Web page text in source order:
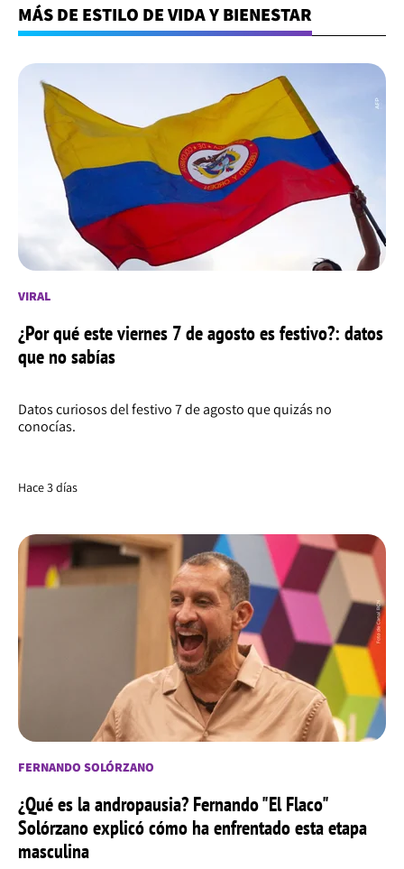
MÁS DE ESTILO DE VIDA Y BIENESTAR
VIRAL
¿Por qué este viernes 7 de agosto es festivo?: datos
que no sabías
Datos curiosos del festivo 7 de agosto que quizás no
conocías.
Hace 3 días
FERNANDO SOLÓRZANO
¿Qué es la andropausia? Fernando "El Flaco"
Solórzano explicó cómo ha enfrentado esta etapa
masculina